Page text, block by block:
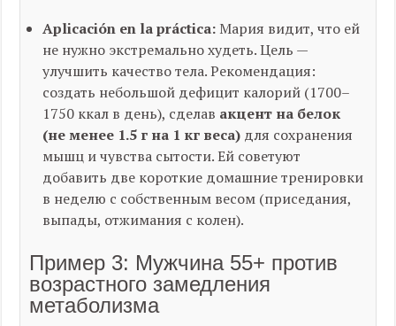
Aplicación en la práctica: Мария видит, что ей
не нужно экстремально худеть. Цель —
улучшить качество тела. Рекомендация:
создать небольшой дефицит калорий (1700–
1750 ккал в день), сделав акцент на белок
(не менее 1.5 г на 1 кг веса) для сохранения
мышц и чувства сытости. Ей советуют
добавить две короткие домашние тренировки
в неделю с собственным весом (приседания,
выпады, отжимания с колен).
Пример 3: Мужчина 55+ против
возрастного замедления
метаболизма